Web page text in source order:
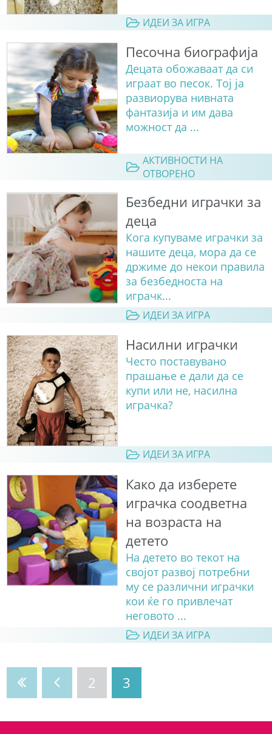
ИДЕИ ЗА ИГРА
Песочна биографија
Децата обожаваат да си
играат во песок. Тој ја
развиорува нивната
фантазија и им дава
можност да ...
АКТИВНОСТИ НА
ОТВОРЕНО
Безбедни играчки за
деца
Кога купуваме играчки за
нашите деца, мора да се
држиме до некои правила
за безбедноста на
играчк...
ИДЕИ ЗА ИГРА
Насилни играчки
Често поставувано
прашање е дали да се
купи или не, насилна
играчка?
ИДЕИ ЗА ИГРА
Како да изберете
играчка соодветна
на возраста на
детето
На детето во текот на
својот развој потребни
му се различни играчки
кои ќе го привлечат
неговото ...
ИДЕИ ЗА ИГРА
2 3